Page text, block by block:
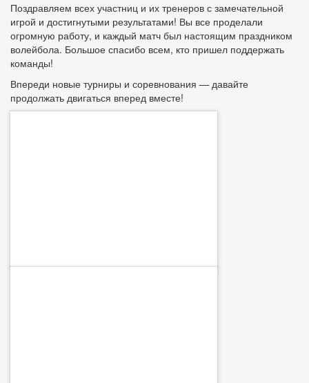
Поздравляем всех участниц и их тренеров с замечательной
игрой и достигнутыми результатами! Вы все проделали
огромную работу, и каждый матч был настоящим праздником
волейбола. Большое спасибо всем, кто пришел поддержать
команды!
Впереди новые турниры и соревнования — давайте
продолжать двигаться вперед вместе!